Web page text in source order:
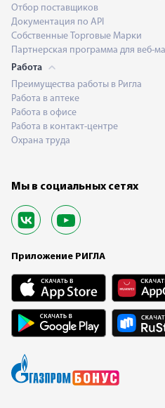
Отбор поставщиков
Документация по API
Собственные Торговые Марки
Партнерская программа для веб-
Работа
Преимущества работы в Ригла
Работа в аптеке
Работа в офисе
Работа в контакт-центре
Охрана труда
Мы в социальных сетях
Приложение РИГЛА